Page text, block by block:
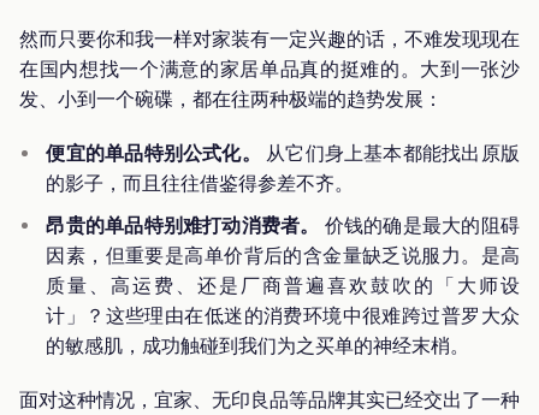
然而只要你和我一样对家装有一定兴趣的话，不难发现现在
在国内想找一个满意的家居单品真的挺难的。大到一张沙
发、小到一个碗碟，都在往两种极端的趋势发展：
便宜的单品特别公式化。
从它们身上基本都能找出原版
的影子，而且往往借鉴得参差不齐。
昂贵的单品特别难打动消费者。
价钱的确是最大的阻碍
因素，但重要是高单价背后的含金量缺乏说服力。是高
质量、高运费、还是厂商普遍喜欢鼓吹的「大师设
计」？这些理由在低迷的消费环境中很难跨过普罗大众
的敏感肌，成功触碰到我们为之买单的神经末梢。
面对这种情况，宜家、无印良品等品牌其实已经交出了一种